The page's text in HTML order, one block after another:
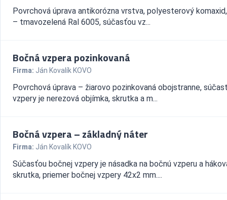
Povrchová úprava antikorózna vrstva, polyesterový
– tmavozelená Ral 6005, súčasťou vz...
Bočná vzpera pozinkovaná
Firma: Ján Kovalík KOVO
Povrchová úprava – žiarovo pozinkovaná obojstranne,
vzpery je nerezová objímka, skrutka a m...
Bočná vzpera – základný náter
Firma: Ján Kovalík KOVO
Súčasťou bočnej vzpery je násadka na bočnú vzperu a
skrutka, priemer bočnej vzpery 42x2 mm....